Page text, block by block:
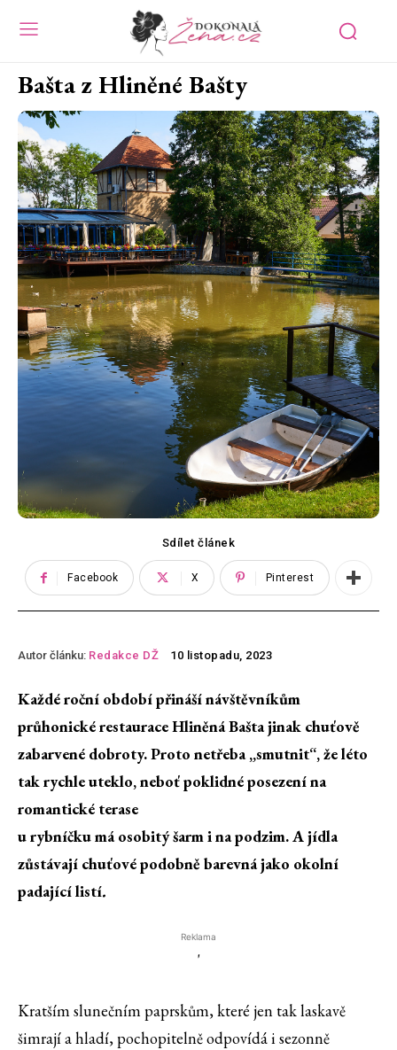
Bašta z Hliněné Bašty
Sdílet článek
Facebook X Pinterest
Autor článku: Redakce DŽ 10 listopadu, 2023
Každé roční období přináší návštěvníkům
průhonické restaurace Hliněná Bašta jinak chuťově
zabarvené dobroty. Proto netřeba „smutnit“, že léto
tak rychle uteklo, neboť poklidné posezení na
romantické terase
u rybníčku má osobitý šarm i na podzim. A jídla
zůstávají chuťové podobně barevná jako okolní
padající listí.
Reklama
'
Kratším slunečním paprskům, které jen tak laskavě
šimrají a hladí, pochopitelně odpovídá i sezonně